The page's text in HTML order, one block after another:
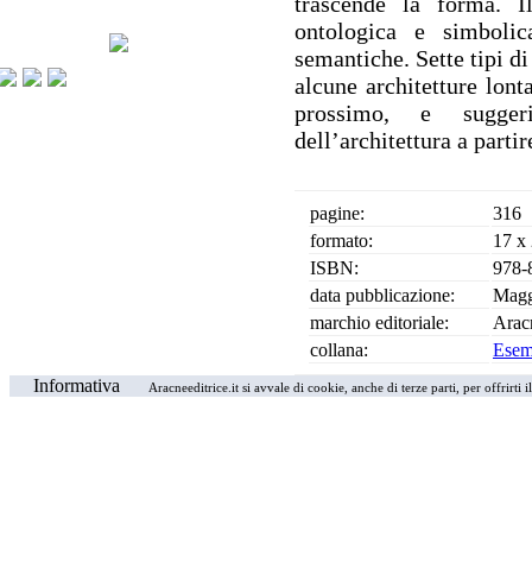
ontologica e
semantiche. Sette tipi
alcune architetture
prossimo, e
dell’architettura a
pagine:
316
formato:
17 x
ISBN:
978-
data pubblicazione:
marchio editoriale:
collana:
Informativa
Aracneeditrice.it si avvale di cookie, anche di terze parti, per